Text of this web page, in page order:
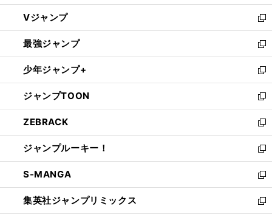
ウ
ィ
ン
ド
ウ
で
開
く
し
い
ウ
ィ
ン
ド
ウ
で
開
く
Vジャンプ
新
し
い
ウ
ィ
ン
ド
ウ
で
開
く
最強ジャンプ
新
し
い
ウ
ィ
ン
ド
ウ
で
開
く
少年ジャンプ+
新
し
い
ウ
ィ
ン
ド
ウ
で
開
く
ジャンプTOON
新
し
い
ウ
ィ
ン
ド
ウ
で
開
ZEBRACK
新
し
い
ウ
ィ
ン
ド
ウ
ジャンプルーキー！
新
し
い
ウ
ィ
ン
S-MANGA
新
し
い
集英社ジャンプリミックス
新